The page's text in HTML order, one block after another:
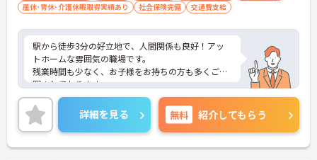
産休･育休･介護休暇取得実績あり
社会保険完備 交通費支給
駅から徒歩3分の好立地で、人間関係も良好！アッ
トホームな雰囲気の職場です。
残業時間も少なく、お子様をお持ちの方も多くご活
躍されております。
ご興味ある方には、面接対策ポイントなど、詳細を
お話しいたしますのでお気軽にご相談ください。
詳細を見る 無料 紹介してもらう